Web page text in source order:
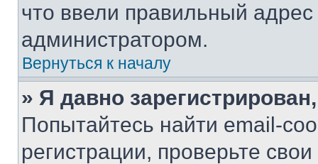
что ввели правильный адрес
администратором.
Вернуться к началу
» Я давно
Попытайтесь найти email-
регистрации, проверьте